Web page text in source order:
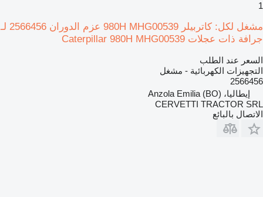
1
مشغل لكل: كاتربيلر 980H MHG00539 عزم الدوران 2566456 لـ
جرافة ذات عجلات Caterpillar 980H MHG00539
السعر عند الطلب
التجهيزات الكهربائية - مشغل
2566456
إيطاليا، Anzola Emilia (BO)
CERVETTI TRACTOR SRL
الاتصال بالبائع